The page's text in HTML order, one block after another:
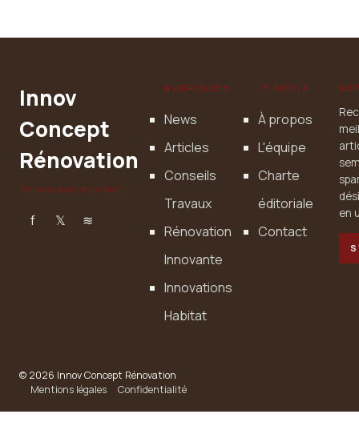
Innov
Concept
Rénovation
Rénovez avec innovation
f 𝕏 ≋
RUBRIQUES
News
Articles
Conseils
Travaux
Rénovation
Innovante
Innovations
Habitat
LE MÉDIA
À propos
L'équipe
Charte
éditoriale
Contact
en
© 2026 Innov Concept Rénovation
Mentions légales
Confidentialité